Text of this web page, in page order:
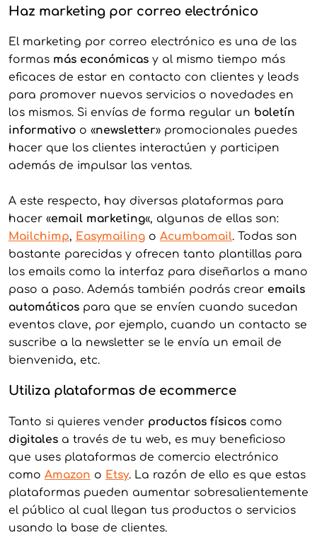
Haz marketing por correo electrónico
El marketing por correo electrónico es una de las
formas más económicasy al mismo tiempo más
eficaces de estar en contacto con clientes y leads
para promover nuevos servicios o novedades en
los mismos. Si envías de forma regular un boletín
informativoo «newsletter» promocionales puedes
hacer que los clientes interactúen y participen
además de impulsar las ventas.
A este respecto, hay diversas plataformas para
hacer «email marketing«, algunas de ellas son:
Mailchimp, Easymailingo Acumbamail. Todas son
bastante parecidas y ofrecen tanto plantillas para
los emails como la interfaz para diseñarlos a mano
paso a paso. Además también podrás crear emails
automáticospara que se envíen cuando sucedan
eventos clave, por ejemplo, cuando un contacto se
suscribe a la newsletter se le envía un email de
bienvenida, etc.
Utiliza plataformas de ecommerce
Tanto si quieres vender productos físicoscomo
digitalesa través de tu web, es muy beneficioso
que uses plataformas de comercio electrónico
como Amazon o Etsy. La razón de ello es que estas
plataformas pueden aumentar sobresalientemente
el público al cual llegan tus productos o servicios
usando la base de clientes.